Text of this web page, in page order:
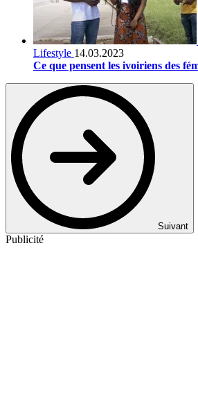
Lifestyle 14.03.2023
Ce que pensent les ivoiriens des
Suivant
Publicité